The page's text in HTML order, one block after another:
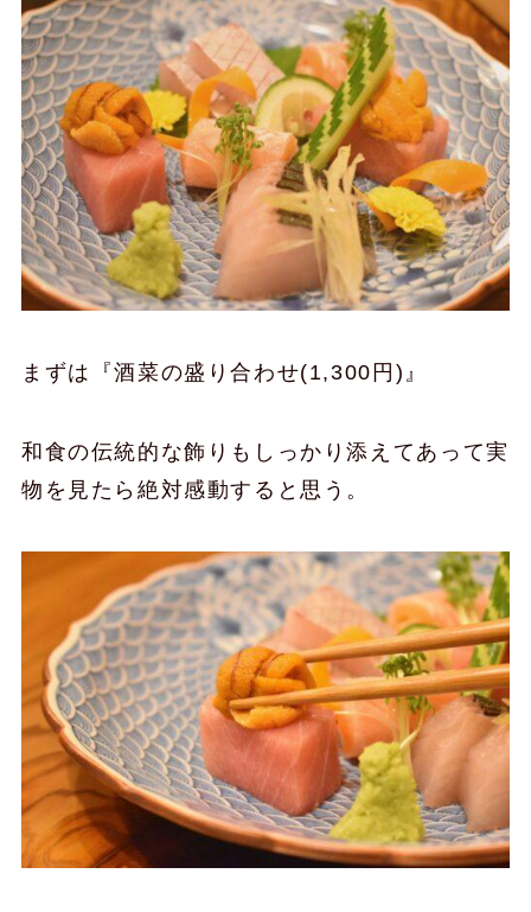
まずは『酒菜の盛り合わせ(1,300円)』
和食の伝統的な飾りもしっかり添えてあって実
物を見たら絶対感動すると思う。